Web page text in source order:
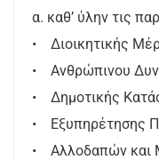
α. καθ’ ύλην τις
• Διοικητικής
• Ανθρώπινου
• Δημοτικής
• Εξυπηρέτησης
• Αλλοδαπών και